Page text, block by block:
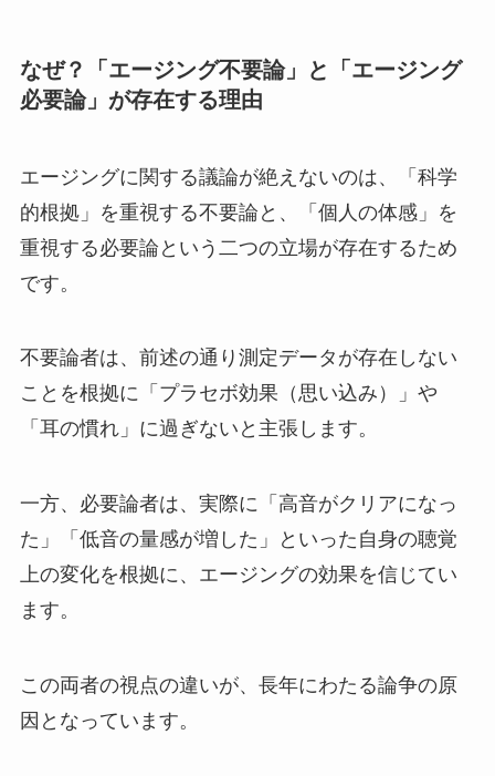
なぜ？「エージング不要論」と「エージング
必要論」が存在する理由
エージングに関する議論が絶えないのは、「科学
的根拠」を重視する不要論と、「個人の体感」を
重視する必要論という二つの立場が存在するため
です。
不要論者は、前述の通り測定データが存在しない
ことを根拠に「プラセボ効果（思い込み）」や
「耳の慣れ」に過ぎないと主張します。
一方、必要論者は、実際に「高音がクリアになっ
た」「低音の量感が増した」といった自身の聴覚
上の変化を根拠に、エージングの効果を信じてい
ます。
この両者の視点の違いが、長年にわたる論争の原
因となっています。